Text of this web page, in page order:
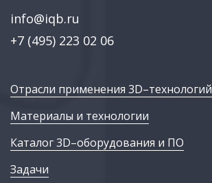
info@iqb.ru
+7 (495) 223 02 06
Отрасли применения 3D–технологий
Материалы и технологии
Каталог 3D–оборудования и ПО
Задачи